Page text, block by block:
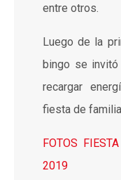
entre otros.
Luego de la
bingo se
recargar
fiesta de
FOTOS
2019